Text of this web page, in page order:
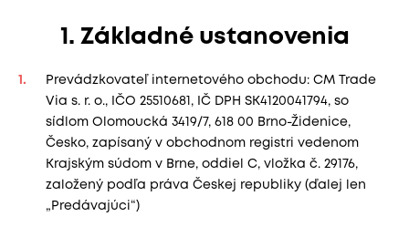
1. Základné ustanovenia
Prevádzkovateľ internetového obchodu: CM Trade
Via s. r. o., IČO 25510681, IČ DPH SK4120041794, so
sídlom Olomoucká 3419/7, 618 00 Brno-Židenice,
Česko, zapísaný v obchodnom registri vedenom
Krajským súdom v Brne, oddiel C, vložka č. 29176,
založený podľa práva Českej republiky (ďalej len
„Predávajúci“)